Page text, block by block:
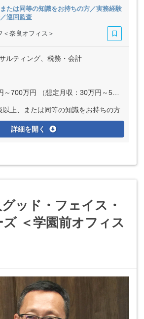
たは同等の知識をお持ちの方／実務経験
巡回監査
奈良オフィス＞
ルティング、税務・会計
3333円） ※経験・能力を考慮の上、決定いたします ※上記に固定残業代（月37時間分＝6万3270円～12万3025円）を含む ※超過分は別途全額支給
以上、または同等の知識をお持ちの方
詳細を開く
ッド・フェイス・
＜学園前オフィス